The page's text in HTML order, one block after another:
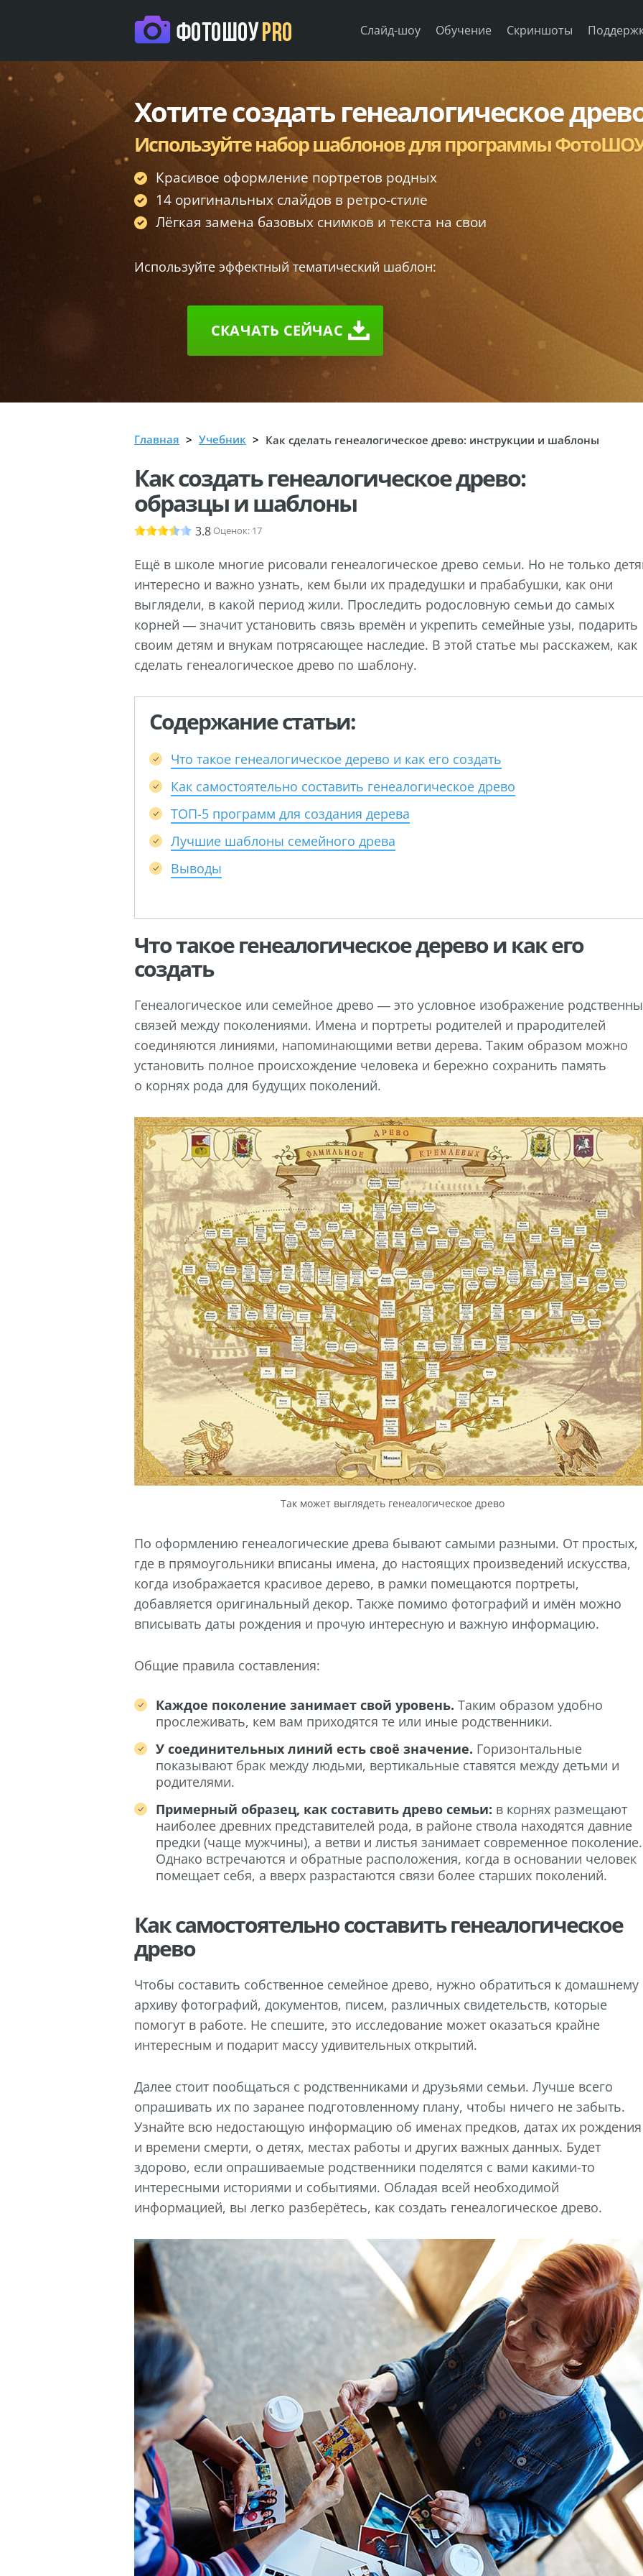
Слайд-шоу Обучение Скриншоты
Хотите создать генеалогическое
Используйте набор шаблонов для программы ФотоШОУ
Красивое оформление портретов родных
14 оригинальных слайдов в ретро-стиле
Лёгкая замена базовых снимков и текста на свои
Используйте эффектный тематический шаблон:
СКАЧАТЬ СЕЙЧАС
Главная Учебник Как сделать генеалогическое древо: инструкции и шаблоны
Как создать генеалогическое древо:
образцы и шаблоны
3.8Оценок: 17
Ещё в школе многие рисовали генеалогическое древо семьи. Но не только
интересно и важно узнать, кем были их прадедушки и прабабушки, как они
выглядели, в какой период жили. Проследить родословную семьи до самых
корней — значит установить связь времён и укрепить семейные узы, подарить
своим детям и внукам потрясающее наследие. В этой статье мы расскажем, как
сделать генеалогическое древо по шаблону.
Содержание статьи:
Что такое генеалогическое дерево и как его создать
Как самостоятельно составить генеалогическое древо
ТОП-5 программ для создания дерева
Лучшие шаблоны семейного древа
Выводы
Что такое генеалогическое дерево и как его
создать
Генеалогическое или семейное древо — это условное изображение
связей между поколениями. Имена и портреты родителей и прародителей
соединяются линиями, напоминающими ветви дерева. Таким образом можно
установить полное происхождение человека и бережно сохранить память
о корнях рода для будущих поколений.
Так может выглядеть генеалогическое древо
По оформлению генеалогические древа бывают самыми разными. От простых,
где в прямоугольники вписаны имена, до настоящих произведений искусства,
когда изображается красивое дерево, в рамки помещаются портреты,
добавляется оригинальный декор. Также помимо фотографий и имён можно
вписывать даты рождения и прочую интересную и важную информацию.
Общие правила составления:
Каждое поколение занимает свой уровень. Таким образом удобно
прослеживать, кем вам приходятся те или иные родственники.
У соединительных линий есть своё значение. Горизонтальные
показывают брак между людьми, вертикальные ставятся между детьми и
родителями.
Примерный образец, как составить древо семьи: в корнях размещают
наиболее древних представителей рода, в районе ствола находятся давние
предки (чаще мужчины), а ветви и листья занимает современное поколение.
Однако встречаются и обратные расположения, когда в основании человек
помещает себя, а вверх разрастаются связи более старших поколений.
Как самостоятельно составить генеалогическое
древо
Чтобы составить собственное семейное древо, нужно обратиться к домашнему
архиву фотографий, документов, писем, различных свидетельств, которые
помогут в работе. Не спешите, это исследование может оказаться крайне
интересным и подарит массу удивительных открытий.
Далее стоит пообщаться с родственниками и друзьями семьи. Лучше всего
опрашивать их по заранее подготовленному плану, чтобы ничего не забыть.
Узнайте всю недостающую информацию об именах предков, датах их рождения
и времени смерти, о детях, местах работы и других важных данных. Будет
здорово, если опрашиваемые родственники поделятся с вами какими-то
интересными историями и событиями. Обладая всей необходимой
информацией, вы легко разберётесь, как создать генеалогическое древо.